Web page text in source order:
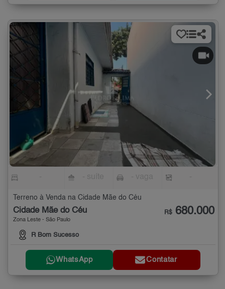
Terreno à Venda na Cidade Mãe do Céu
Cidade Mãe do Céu
Zona Leste - São Paulo
R Bom Sucesso
R$ 680.000
WhatsApp Contatar